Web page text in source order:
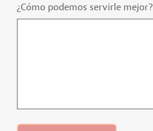
¿Cómo podemos servirle mejor?